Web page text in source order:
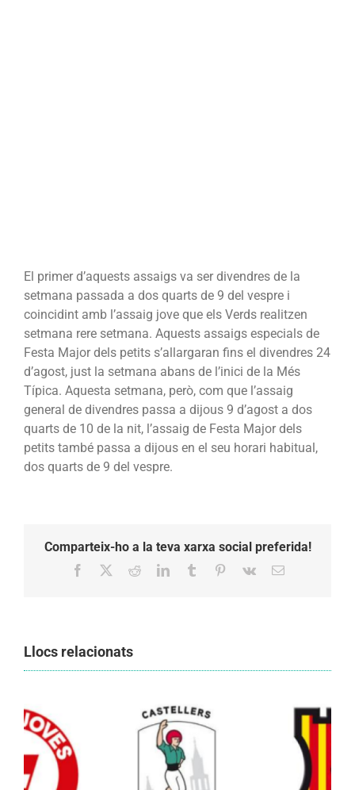
El primer d’aquests assaigs va ser divendres de la
setmana passada a dos quarts de 9 del vespre i
coincidint amb l’assaig jove que els Verds realitzen
setmana rere setmana. Aquests assaigs especials de
Festa Major dels petits s’allargaran fins el divendres 24
d’agost, just la setmana abans de l’inici de la Més
Típica. Aquesta setmana, però, com que l’assaig
general de divendres passa a dijous 9 d’agost a dos
quarts de 10 de la nit, l’assaig de Festa Major dels
petits també passa a dijous en el seu horari habitual,
dos quarts de 9 del vespre.
Comparteix-ho a la teva xarxa social preferida!
Facebook RedditLinkedInTumblr Pinterest
Vk Email:
Llocs relacionats